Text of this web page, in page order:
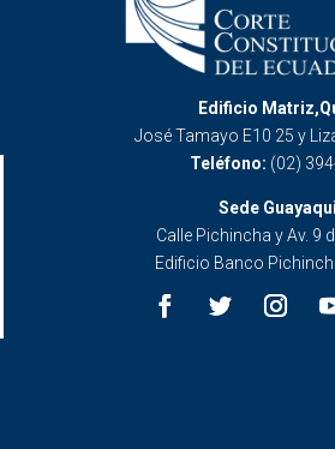
Edificio
José Tamayo E10 25 y
Teléfono: (02)
Sede
Calle Pichincha y Av. 9
Edificio Banco